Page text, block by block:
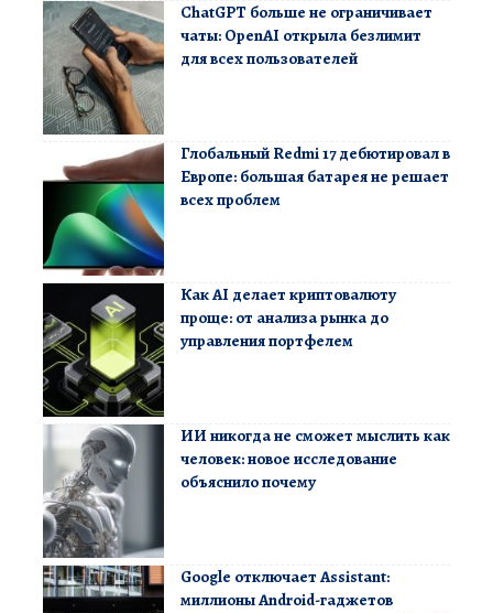
ChatGPT больше не ограничивает
чаты: OpenAI открыла безлимит
для всех пользователей
Глобальный Redmi 17 дебютировал в
Европе: большая батарея не решает
всех проблем
Как AI делает криптовалюту
проще: от анализа рынка до
управления портфелем
ИИ никогда не сможет мыслить как
человек: новое исследование
объяснило почему
Google отключает Assistant:
миллионы Android-гаджетов